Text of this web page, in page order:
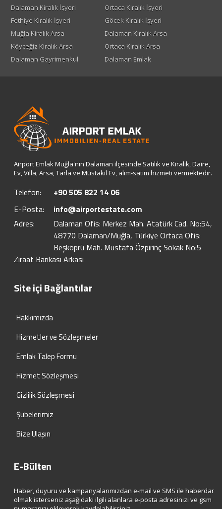
Dalaman Kiralık İşyeri
Ortaca Kiralık İşyeri
Fethiye Kiralık İşyeri
Göcek Kiralık İşyeri
Muğla Kiralık Arsa
Dalaman Kiralık Arsa
Köyceğiz Kiralık Arsa
Ortaca Kiralık Arsa
Dalaman Gayrimenkul
Dalaman Emlak
Airport Emlak Muğla'nın Dalaman ilçesinde Satılık ve Kiralık, Daire,
Ev, Villa, Arsa, Tarla ve Müstakil Ev, alım-satım hizmeti vermektedir.
Telefon:
+90 505 822 14 06
E-Posta:
info@airportestate.com
Adres:
Dalaman Ofis: Merkez Mah. Atatürk Cad. No:54,
48770 Dalaman/Muğla, Türkiye Ortaca Ofis:
Beşköprü Mah. Mustafa Özpirinç Sokak No:5
Ziraat Bankası Arkası
Site içi Bağlantılar
Hakkımızda
Hizmetler ve Sözleşmeler
Emlak Talep Formu
Hizmet Sözleşmesi
Gizlilik Sözleşmesi
Şubelerimiz
Bize Ulaşın
E-Bülten
Haber, duyuru ve kampanyalarımızdan e-mail ve SMS ile haberdar
olmak isterseniz aşağıdaki ilgili alanlara e-posta adresinizi ve gsm